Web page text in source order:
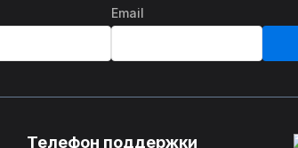
Email
Телефон поддержки